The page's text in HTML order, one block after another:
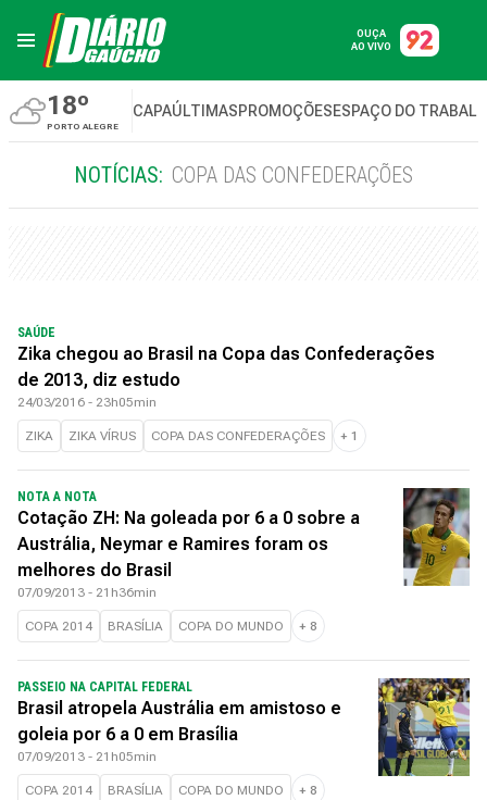
OUÇA
AO VIVO
18º
PORTO ALEGRE
CAPAÚLTIMASPROMOÇÕESESPAÇO DO
NOTÍCIAS: COPA DAS CONFEDERAÇÕES
SAÚDE
Zika chegou ao Brasil na Copa das Confederações
de 2013, diz estudo
24/03/2016 - 23h05min
ZIKA ZIKA VÍRUS COPA DAS CONFEDERAÇÕES + 1
NOTA A NOTA
Cotação ZH: Na goleada por 6 a 0 sobre a
Austrália, Neymar e Ramires foram os
melhores do Brasil
07/09/2013 - 21h36min
COPA 2014 BRASÍLIA COPA DO MUNDO + 8
PASSEIO NA CAPITAL FEDERAL
Brasil atropela Austrália em amistoso e
goleia por 6 a 0 em Brasília
07/09/2013 - 21h05min
COPA 2014 BRASÍLIA COPA DO MUNDO + 8